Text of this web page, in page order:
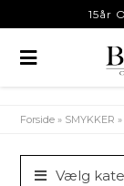
15år
Forside » SMYKKER »
Vælg